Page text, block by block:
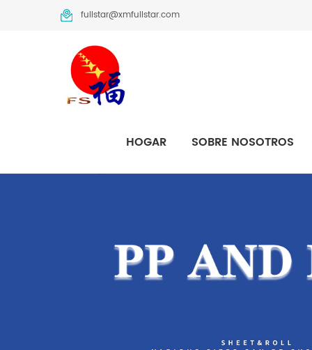
fullstar@xmfullstar.com
HOGAR SOBRE NOSOTROS